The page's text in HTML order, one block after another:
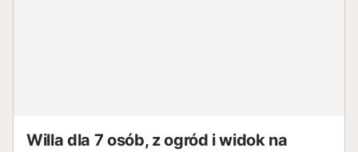
Willa dla 7 osób, z ogród i widok na